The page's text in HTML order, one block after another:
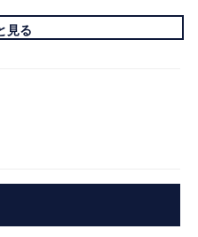
見る